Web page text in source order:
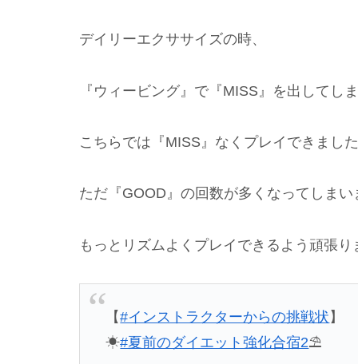
デイリーエクササイズの時、
『ウィービング』で『MISS』を出してし
こちらでは『MISS』なくプレイできまし
ただ『GOOD』の回数が多くなってしまい
もっとリズムよくプレイできるよう頑張り
【#インストラクターからの挑戦状 】
☀#夏前のダイエット強化合宿2⛱